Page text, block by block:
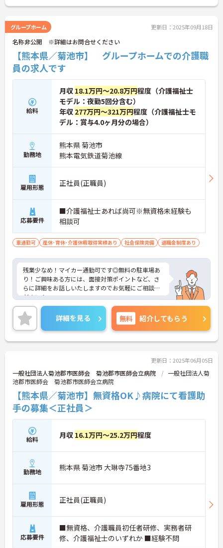
グループホーム 更新日：2025年09月18日
名称非公開 ※詳細はお問合せください
【熊本県／菊池市】 グループホームでの介護職
員の求人です
給料
月収 18.1万円～20.8万円程度（介護福祉士
モデル：夜勤5回分含む）
年収 277万円～321万円程度（介護福祉士モ
デル：賞与4.0ヶ月分の場合）
勤務地
熊本県 菊池市
熊本電気鉄道菊池線
雇用形態 正社員(正職員)
応募要件
■介護福祉士あれば尚可※無資格未経験も
相談可
車通勤可 産休･育休･介護休暇取得実績あり 社会保険完備 退職金制度あり
残業少なめ！マイカー通勤可です◎無料の駐車場あ
り！ご興味ある方には、面接対策ポイントなど、さ
らに詳細をお話しいたしますのでお気軽にご相談く
ださい！
詳細を見る 無料 紹介してもらう
更新日：2025年06月05日
一般社団法人菊池郡市医師会 菊池郡市医師会立病院
一般社団法人菊
池郡市医師会 菊池郡市医師会立病院
【熊本県／菊池市】無資格OK♪病院にて看護助
手の募集＜正社員＞
給料 月収 16.1万円～25.2万円程度
勤務地 熊本県 菊池市 大琳寺75番地3
雇用形態 正社員(正職員)
応募要件
■無資格、介護職員初任者研修、実務者研
修、介護福祉士のいずれか ■経験不問